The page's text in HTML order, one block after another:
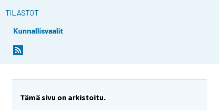
TILASTOT
Kunnallisvaalit
Tämä sivu on arkistoitu.